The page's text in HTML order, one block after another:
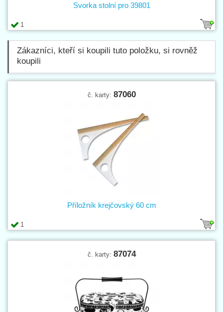
1
Svorka stolní pro 39801
Zákazníci, kteří si koupili tuto položku, si rovněž
koupili
č. karty: 87060
1
Příložník krejčovský 60 cm
č. karty: 87074